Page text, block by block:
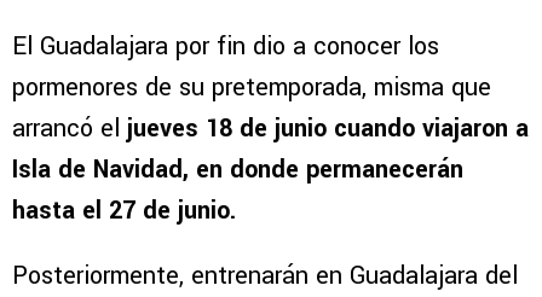
El Guadalajara por fin dio a conocer los
pormenores de su pretemporada, misma que
arrancó el jueves 18 de junio cuando viajaron a
Isla de Navidad, en donde permanecerán
hasta el 27 de junio.
Posteriormente, entrenarán en Guadalajara del